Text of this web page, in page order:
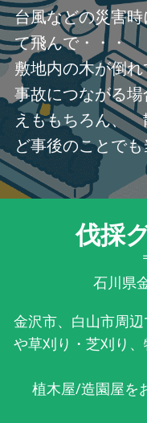
台風などの災害
て飛んで・・・
敷地内の木が倒れ
事故につながる
えももちろん、
ど事後のことで
伐採
石川県
金沢市、白山市周
や草刈り・芝刈り
植木屋/造園屋を